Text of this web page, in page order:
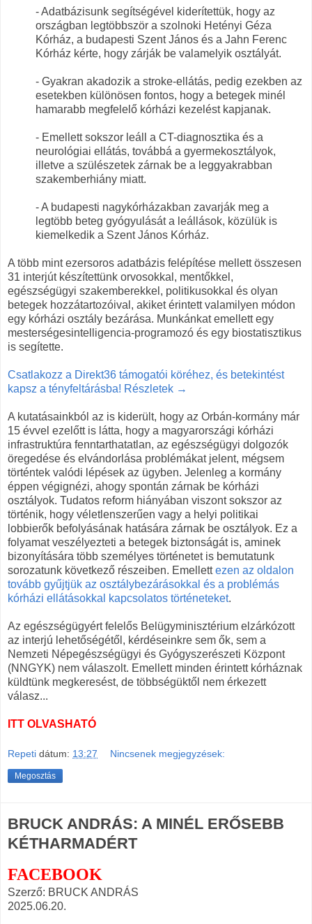
- Adatbázisunk segítségével kiderítettük, hogy az
országban legtöbbször a szolnoki Hetényi Géza
Kórház, a budapesti Szent János és a Jahn Ferenc
Kórház kérte, hogy zárják be valamelyik osztályát.
- Gyakran akadozik a stroke-ellátás, pedig ezekben az
esetekben különösen fontos, hogy a betegek minél
hamarabb megfelelő kórházi kezelést kapjanak.
- Emellett sokszor leáll a CT-diagnosztika és a
neurológiai ellátás, továbbá a gyermekosztályok,
illetve a szülészetek zárnak be a leggyakrabban
szakemberhiány miatt.
- A budapesti nagykórházakban zavarják meg a
legtöbb beteg gyógyulását a leállások, közülük is
kiemelkedik a Szent János Kórház.
A több mint ezersoros adatbázis felépítése mellett összesen
31 interjút készítettünk orvosokkal, mentőkkel,
egészségügyi szakemberekkel, politikusokkal és olyan
betegek hozzátartozóival, akiket érintett valamilyen módon
egy kórházi osztály bezárása. Munkánkat emellett egy
mesterségesintelligencia-programozó és egy biostatisztikus
is segítette.
Csatlakozz a Direkt36 támogatói köréhez, és betekintést
kapsz a tényfeltárásba! Részletek →
A kutatásainkból az is kiderült, hogy az Orbán-kormány már
15 évvel ezelőtt is látta, hogy a magyarországi kórházi
infrastruktúra fenntarthatatlan, az egészségügyi dolgozók
öregedése és elvándorlása problémákat jelent, mégsem
történtek valódi lépések az ügyben. Jelenleg a kormány
éppen végignézi, ahogy spontán zárnak be kórházi
osztályok. Tudatos reform hiányában viszont sokszor az
történik, hogy véletlenszerűen vagy a helyi politikai
lobbierők befolyásának hatására zárnak be osztályok. Ez a
folyamat veszélyezteti a betegek biztonságát is, aminek
bizonyítására több személyes történetet is bemutatunk
sorozatunk következő részeiben. Emellettezen az oldalon
tovább gyűjtjük az osztálybezárásokkal és a problémás
kórházi ellátásokkal kapcsolatos történeteket.
Az egészségügyért felelős Belügyminisztérium elzárkózott
az interjú lehetőségétől, kérdéseinkre sem ők, sem a
Nemzeti Népegészségügyi és Gyógyszerészeti Központ
(NNGYK) nem válaszolt. Emellett minden érintett kórháznak
küldtünk megkeresést, de többségüktől nem érkezett
válasz...
ITT OLVASHATÓ
Repeti dátum: 13:27 Nincsenek megjegyzések:
Megosztás
BRUCK ANDRÁS: A MINÉL ERŐSEBB
KÉTHARMADÉRT
FACEBOOK
Szerző: BRUCK ANDRÁS
2025.06.20.